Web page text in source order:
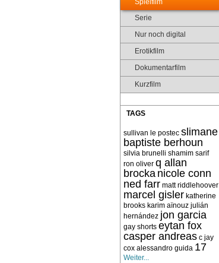
Spielfilm
Serie
Nur noch digital
Erotikfilm
Dokumentarfilm
Kurzfilm
TAGS
sullivan le postec slimane
baptiste berhoun
silvia brunelli shamim sarif
ron oliver q allan
brocka nicole conn
ned farr matt riddlehoover
marcel gisler katherine
brooks karim aïnouz julián
hernández jon garcia
gay shorts eytan fox
casper andreas c jay
cox alessandro guida 17
Weiter...